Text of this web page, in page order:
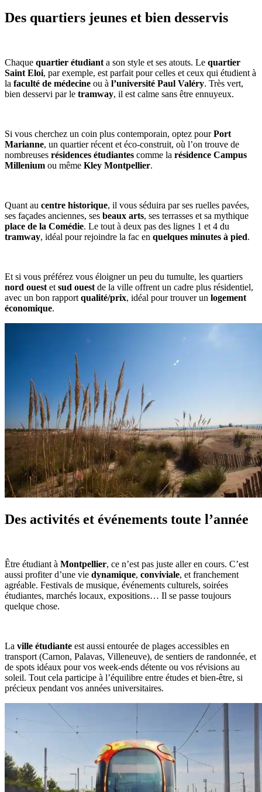
Des quartiers jeunes et bien desservis
Chaque quartier étudiant a son style et ses atouts. Le quartier
Saint Eloi, par exemple, est parfait pour celles et ceux qui étudient à
la faculté de médecine ou à l’université Paul Valéry. Très vert,
bien desservi par le tramway, il est calme sans être ennuyeux.
Si vous cherchez un coin plus contemporain, optez pourPort
Marianne, un quartier récent et éco-construit, où l’on trouve de
nombreuses résidences étudiantes comme la résidence Campus
Millenium ou même Kley Montpellier.
Quant au centre historique, il vous séduira par ses ruelles pavées,
ses façades anciennes, ses beaux arts, ses terrasses et sa mythique
place de la Comédie. Le tout à deux pas des lignes 1 et 4 du
tramway, idéal pour rejoindre la fac en quelques minutes à pied.
Et si vous préférez vous éloigner un peu du tumulte, les quartiers
nord ouest et sud ouest de la ville offrent un cadre plus résidentiel,
avec un bon rapport qualité/prix, idéal pour trouver un logement
économique.
Des activités et événements toute l’année
Être étudiant à Montpellier, ce n’est pas juste aller en cours. C’est
aussi profiter d’une vie dynamique, conviviale, et franchement
agréable. Festivals de musique, événements culturels, soirées
étudiantes, marchés locaux, expositions… Il se passe toujours
quelque chose.
La ville étudiante est aussi entourée de plages accessibles en
transport (Carnon, Palavas, Villeneuve), de sentiers de randonnée, et
de spots idéaux pour vos week-ends détente ou vos révisions au
soleil. Tout cela participe à l’équilibre entre études et bien-être, si
précieux pendant vos années universitaires.